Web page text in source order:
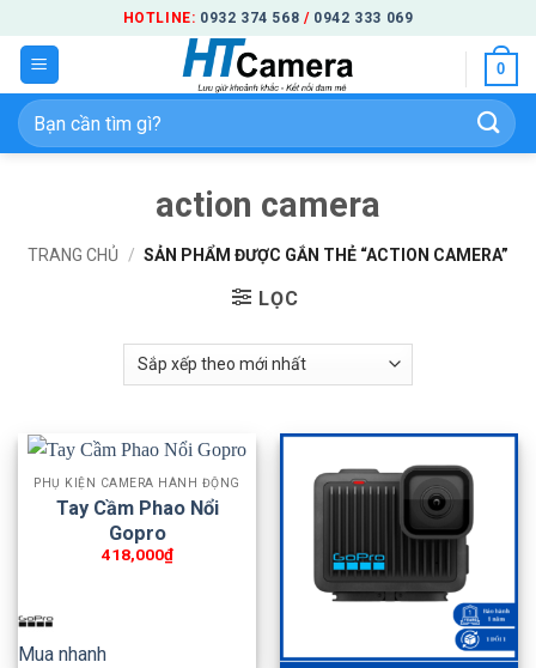
qua
nội
dung
HOTLINE: 0932 374 568 / 0942 333 069
0
Tìm
kiếm:
action camera
TRANG CHỦ / SẢN PHẨM ĐƯỢC GẮN THẺ “ACTION CAMERA”
LỌC
PHỤ KIỆN CAMERA HÀNH ĐỘNG
Tay Cầm Phao Nổi
Gopro
418,000₫
Mua nhanh